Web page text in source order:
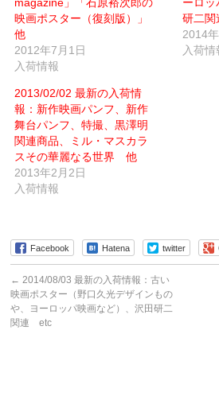
(新
し
い
ィ
ン
ド
ウ
で
開
き
ま
す)
ウ
で
開
ま
す)
magazine」「石原裕次郎の
映画ポスター（復刻版）」
他
2012年7月1日
入荷情報
ーロッ
研二
2014
入荷情
2013/02/02 最新の入荷情
報：新作映画パンフ、新作
舞台パンフ、特撮、黒澤明
関連商品、ミル・マスカラ
スその華麗なる世界 他
2013年2月2日
入荷情報
Facebook Hatena twitter
← 2014/08/03 最新の入荷情報：古い
映画ポスター（野口久光デザインもの
や、ヨーロッパ映画など）、沢田研二
関連 etc